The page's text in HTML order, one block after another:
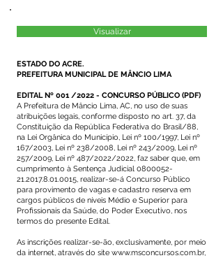
Visualizar
ESTADO DO ACRE.
PREFEITURA MUNICIPAL DE MÂNCIO LIMA
EDITAL Nº 001 /2022 - CONCURSO PÚBLICO (PDF)
A Prefeitura de Mâncio Lima, AC, no uso de suas
atribuições legais, conforme disposto no art. 37, da
Constituição da República Federativa do Brasil/88,
na Lei Orgânica do Município, Lei nº 100/1997, Lei nº
167/2003, Lei nº 238/2008, Lei nº 243/2009, Lei nº
257/2009, Lei nº 487/2022/2022, faz saber que, em
cumprimento à Sentença Judicial 0800052-
21.2017.8.01.0015, realizar-se-á Concurso Público
para provimento de vagas e cadastro reserva em
cargos públicos de níveis Médio e Superior para
Profissionais da Saúde, do Poder Executivo, nos
termos do presente Edital.
As inscrições realizar-se-ão, exclusivamente, por meio
da internet, através do site www.msconcursos.com.br,